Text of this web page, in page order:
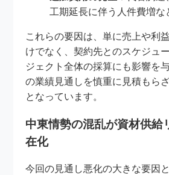
工期延長に伴う人件費増な
これらの要因は、単に売上や利
けでなく、契約先とのスケジュ
ジェクト全体の採算にも影響を
の業績見通しを慎重に見積もら
となっています。
中東情勢の混乱が資材供給
在化
今回の見通し悪化の大きな要因